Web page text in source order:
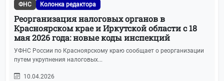
ФНС Колонка редактора
Реорганизация налоговых органов в
Красноярском крае и Иркутской области с 18
мая 2026 года: новые коды инспекций
УФНС России по Красноярскому краю сообщает о реорганизации
путем укрупнения налоговых...
10.04.2026